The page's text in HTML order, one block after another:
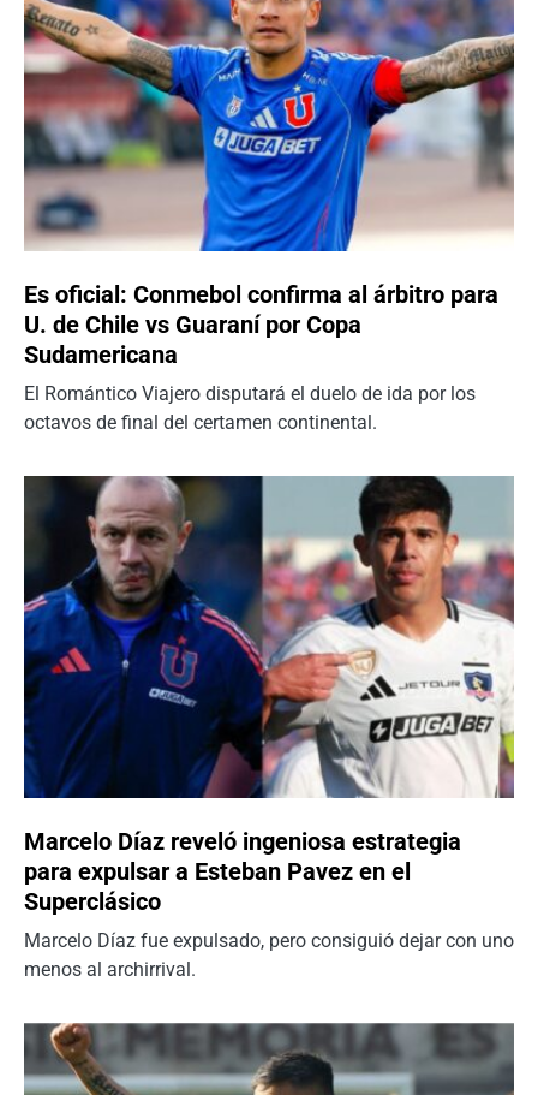
Es oficial: Conmebol confirma al árbitro para
U. de Chile vs Guaraní por Copa
Sudamericana
El Romántico Viajero disputará el duelo de ida por los
octavos de final del certamen continental.
Marcelo Díaz reveló ingeniosa estrategia
para expulsar a Esteban Pavez en el
Superclásico
Marcelo Díaz fue expulsado, pero consiguió dejar con uno
menos al archirrival.